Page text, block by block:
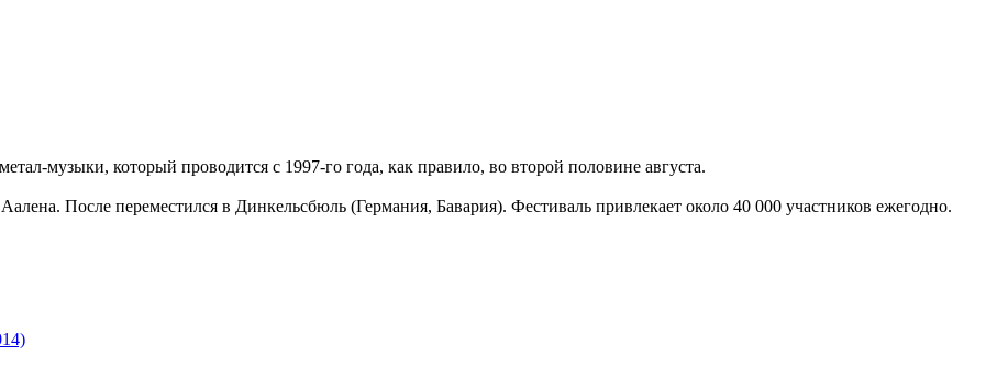
музыки, который проводится с 1997-го года, как правило, во второй половине августа.
После переместился в Динкельсбюль (Германия, Бавария). Фестиваль привлекает около 40 000 участников ежегодно.